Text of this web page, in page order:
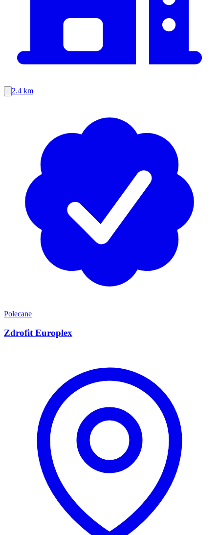
2.4 km
Polecane
Zdrofit Europlex